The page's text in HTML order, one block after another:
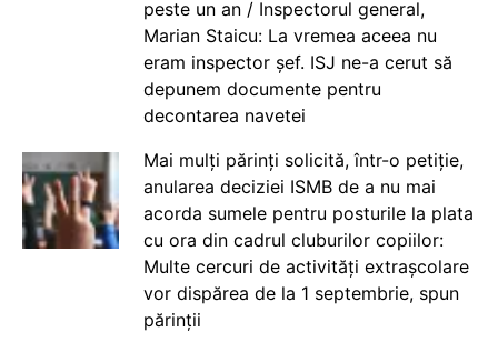
peste un an / Inspectorul general,
Marian Staicu: La vremea aceea nu
eram inspector șef. ISJ ne-a cerut să
depunem documente pentru
decontarea navetei
Mai mulți părinți solicită, într-o petiție,
anularea deciziei ISMB de a nu mai
acorda sumele pentru posturile la plata
cu ora din cadrul cluburilor copiilor:
Multe cercuri de activități extrașcolare
vor dispărea de la 1 septembrie, spun
părinții